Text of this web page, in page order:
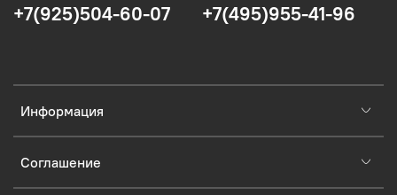
Информация
Соглашение
+7(925)504-60-07 +7(495)955-41-96